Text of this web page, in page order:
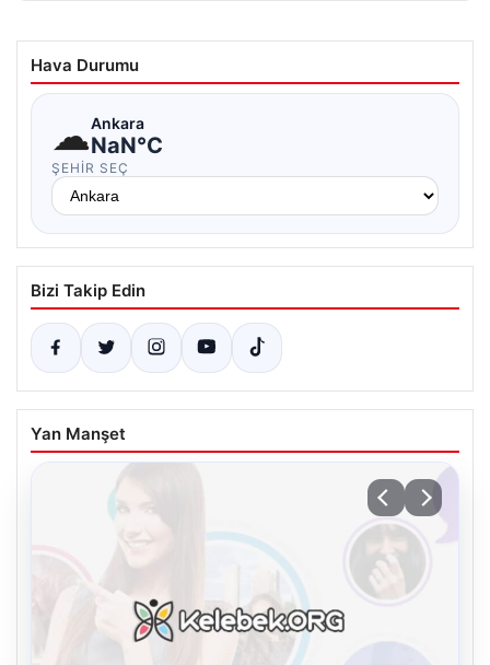
Hava Durumu
☁Ankara
NaN°C
ŞEHIR SEÇ
Bizi Takip Edin
Yan Manşet